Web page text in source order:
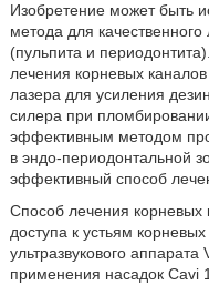
Изобретение может быть
метода для
(пульпита и
лечения корневых
лазера для усиления
силера при
эффективным методом
в эндо-периодонтальной
эффективный способ
Способ лечения
доступа к устьям
ультразвукового
применения насадок Cavi